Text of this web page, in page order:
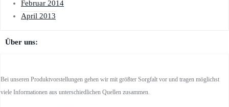
Februar 2014
April 2013
Über uns:
Bei unseren Produktvorstellungen gehen wir mit größter Sorgfalt vor und tragen möglichst
viele Informationen aus unterschiedlichen Quellen zusammen.